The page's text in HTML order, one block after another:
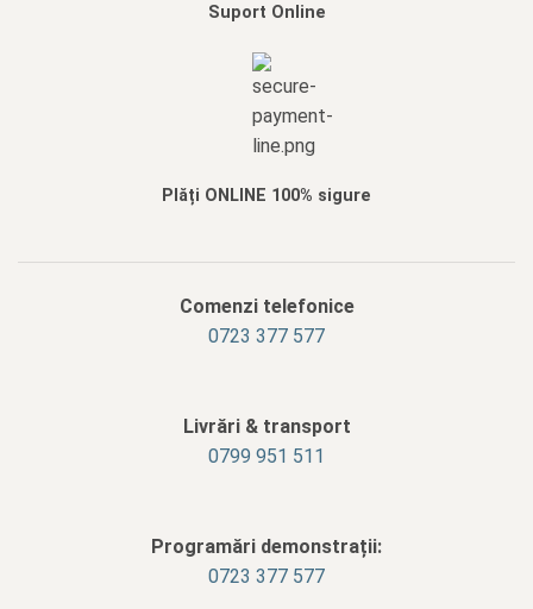
Suport Online
Plăți ONLINE 100% sigure
Comenzi telefonice
0723 377 577
Livrări & transport
‭0799 951 511‬
Programări demonstrații:
0723 377 577